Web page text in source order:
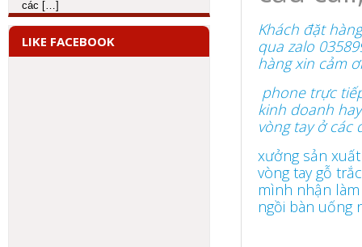
Khách đặt
qua zalo
hàng xin cảm
phone trực
kinh doanh
vòng tay ở các
xưởng sản
vòng tay gỗ
mình nhận
ngồi bàn uống
các […]
LIKE FACEBOOK